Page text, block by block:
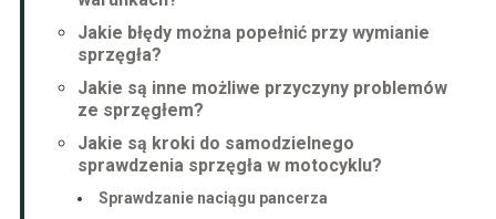
Jakie błędy można popełnić przy wymianie
sprzęgła?
Jakie są inne możliwe przyczyny problemów
ze sprzęgłem?
Jakie są kroki do samodzielnego
sprawdzenia sprzęgła w motocyklu?
Sprawdzanie naciągu pancerza